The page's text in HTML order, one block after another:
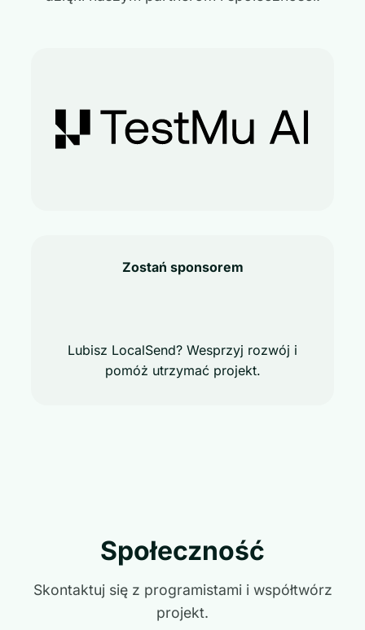
Zostań sponsorem
Lubisz LocalSend? Wesprzyj rozwój i
pomóż utrzymać projekt.
Społeczność
Skontaktuj się z programistami i współtwórz
projekt.